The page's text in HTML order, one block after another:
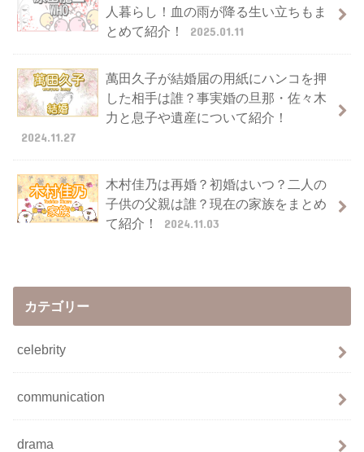
人暮らし！血の雨が降る生い立ちもま
とめて紹介！
2025.01.11
萬田久子が結婚届の用紙にハンコを押
した相手は誰？事実婚の旦那・佐々木
力と息子や遺産について紹介！
2024.11.27
木村佳乃は再婚？初婚はいつ？二人の
子供の父親は誰？現在の家族をまとめ
て紹介！
2024.11.03
カテゴリー
celebrity
communication
drama